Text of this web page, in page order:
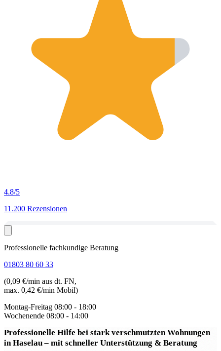
4.8/5
11.200 Rezensionen
Professionelle fachkundige Beratung
01803 80 60 33
(0,09 €/min aus dt. FN,
max. 0,42 €/min Mobil)
Montag-Freitag 08:00 - 18:00
Wochenende 08:00 - 14:00
Professionelle Hilfe bei stark verschmutzten Wohnungen
in Haselau– mit schneller Unterstützung & Beratung